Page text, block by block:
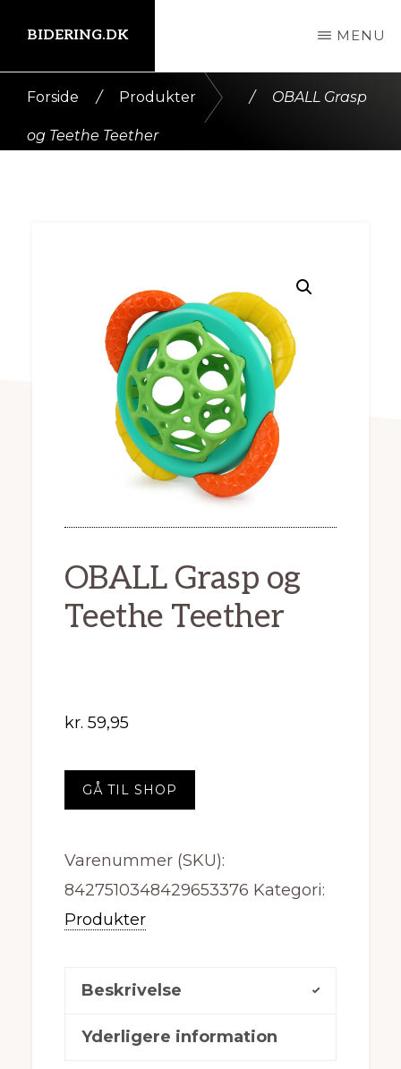
indhold
BIDERING.DK MENU
Forside / Produkter / OBALL Grasp
og Teethe Teether
OBALL Grasp og
Teethe Teether
kr. 59,95
GÅ TIL SHOP
Varenummer (SKU):
8427510348429653376 Kategori:
Produkter
Beskrivelse
Yderligere information